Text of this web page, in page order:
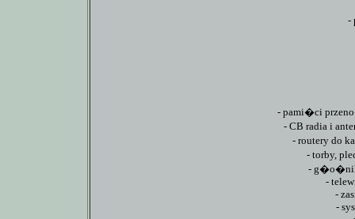
-
- pami�ci
- CB radia i
- routery do
- torby,
-
-
-
-